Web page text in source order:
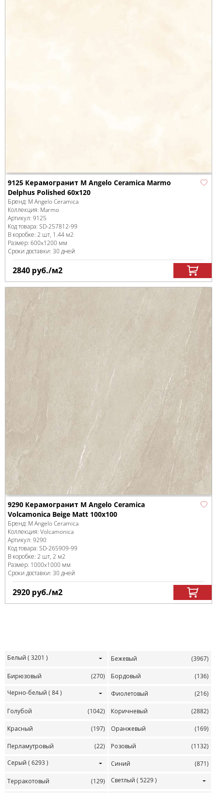
9125 Керамогранит M Angelo Ceramica Marmo
Delphus Polished 60x120
Бренд: M Angelo Ceramica
Коллекция: Marmo
Артикул: 9125
Код товара: SD-257812-99
В коробке: 2 шт, 1.44 м2
Размер: 600x1200 мм
Сроки доставки: 30 дней
2840 руб./м2
9290 Керамогранит M Angelo Ceramica
Volcamonica Beige Matt 100x100
Бренд: M Angelo Ceramica
Коллекция: Volcamonica
Артикул: 9290
Код товара: SD-265909-99
В коробке: 2 шт, 2 м2
Размер: 1000x1000 мм
Сроки доставки: 30 дней
2920 руб./м2
Белый ( 3201 ) Бежевый (3967)
Бирюзовый (270) Бордовый
(136)
Черно-белый ( 84 ) Фиолетовый (216)
Голубой (1042) Коричневый (2882)
Красный (197) Оранжевый (169)
Перламутровый (22) Розовый
(1132)
Серый ( 6293 ) Синий (871)
Терракотовый (129) Светлый ( 5229 )